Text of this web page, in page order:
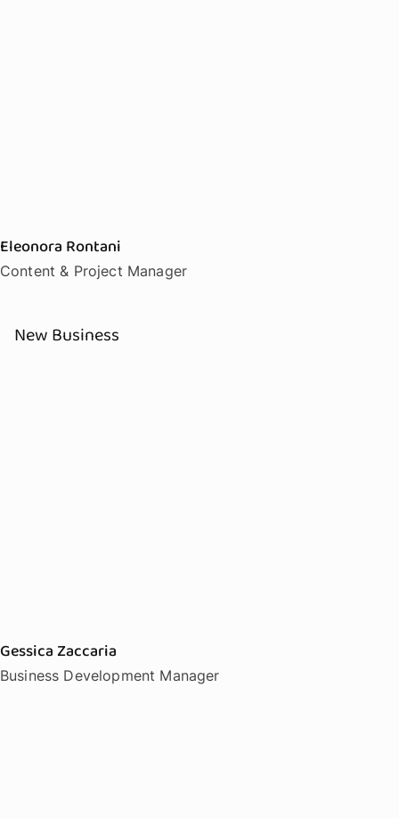
Eleonora Rontani
Content & Project Manager
New Business
Gessica Zaccaria
Business Development Manager